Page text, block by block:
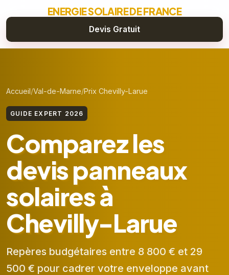
ENERGIE SOLAIRE DE FRANCE
Devis Gratuit
Accueil Val-de-Marne Prix Chevilly-Larue
GUIDE EXPERT 2026
Comparez les
devis panneaux
solaires à
Chevilly-Larue
Repères budgétaires entre 8 800 € et 29
500 € pour cadrer votre enveloppe avant